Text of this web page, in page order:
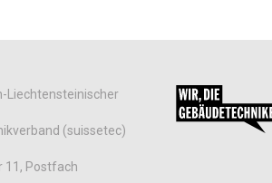
Liechtensteinischer
(suissetec)
11, Postfach